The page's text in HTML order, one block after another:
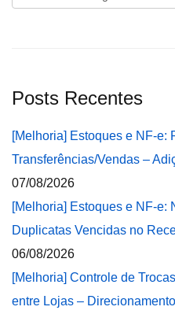
Posts Recentes
[Melhoria] Estoques e NF-e:
Transferências/Vendas –
07/08/2026
[Melhoria] Estoques e NF-e:
Duplicatas Vencidas no
06/08/2026
[Melhoria] Controle de
entre Lojas –